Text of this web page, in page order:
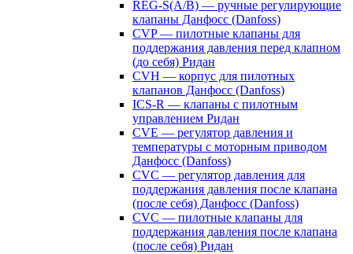
REG-S(A/B) — ручные регулирующие
клапаны Данфосс (Danfoss)
CVP — пилотные клапаны для
поддержания давления перед клапном
(до себя) Ридан
CVH — корпус для пилотных
клапанов Данфосс (Danfoss)
ICS-R — клапаны с пилотным
управлением Ридан
CVE — регулятор давления и
температуры с моторным приводом
Данфосс (Danfoss)
CVС — регулятор давления для
поддержания давления после клапана
(после себя) Данфосс (Danfoss)
CVС — пилотные клапаны для
поддержания давления после клапана
(после себя) Ридан